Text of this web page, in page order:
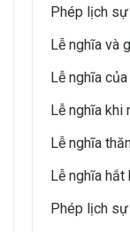
Phép lịch
Lễ nghĩa và
Lễ nghĩa
Lễ nghĩa khi
Lễ nghĩa
Lễ nghĩa hắt
Phép lịch